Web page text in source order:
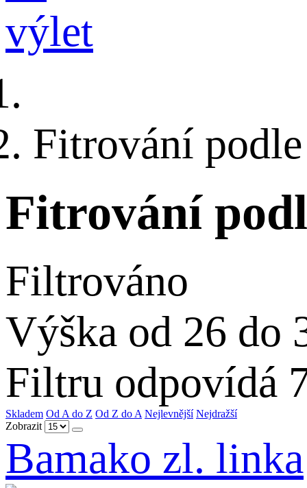
Fitrování
Fitrování
Filtrováno
Výška od 26 do
Filtru odpovídá
Skladem Od A do Z Od Z do A Nejlevnější Nejdražší
Zobrazit
Bamako zl. linka